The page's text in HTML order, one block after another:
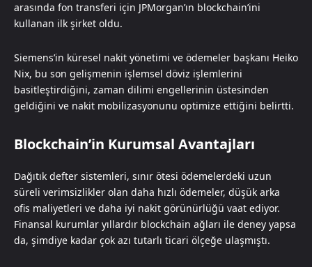
arasında fon transferi için JPMorgan’ın blockchain’ini
kullanan ilk şirket oldu.
Siemens’in küresel nakit yönetimi ve ödemeler başkanı Heiko
Nix, bu son gelişmenin işlemsel döviz işlemlerini
basitleştirdiğini, zaman dilimi engellerinin üstesinden
geldiğini ve nakit mobilizasyonunu optimize ettiğini belirtti.
Blockchain’in Kurumsal Avantajları
Dağıtık defter sistemleri, sınır ötesi ödemelerdeki uzun
süreli verimsizlikler olan daha hızlı ödemeler, düşük arka
ofis maliyetleri ve daha iyi nakit görünürlüğü vaat ediyor.
Finansal kurumlar yıllardır blockchain ağları ile deney yapsa
da, şimdiye kadar çok azı tutarlı ticari ölçeğe ulaşmıştı.